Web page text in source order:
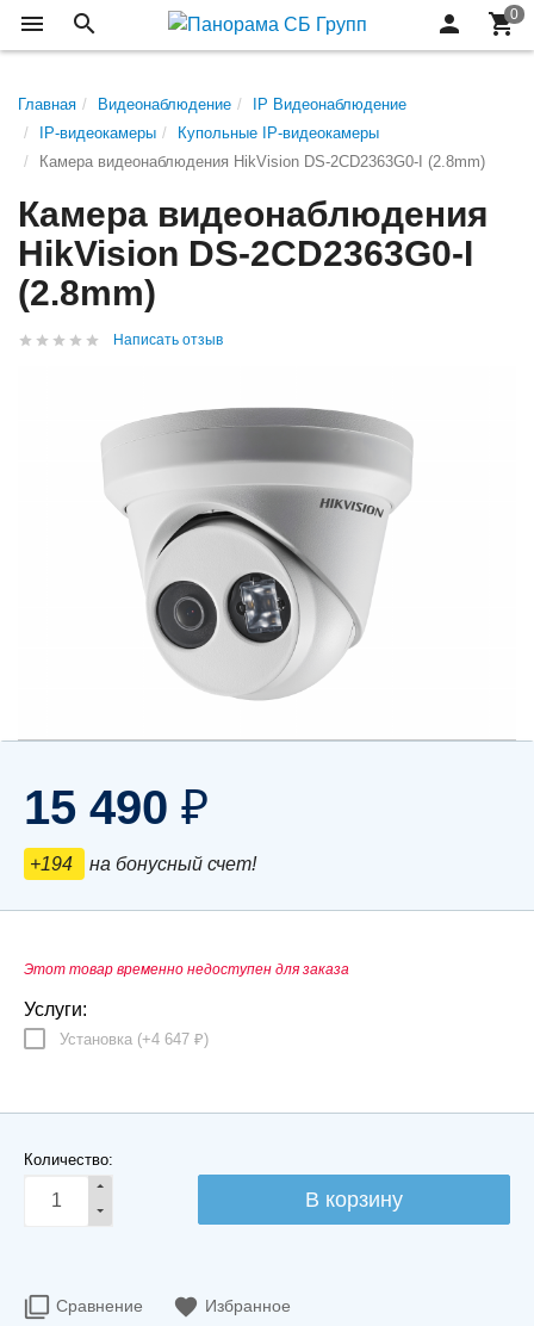
Главная Видеонаблюдение
IP Видеонаблюдение
IP-видеокамеры
Купольные IP-видеокамеры
Камера видеонаблюдения HikVision DS-2CD2363G0-I (2.8mm)
Камера видеонаблюдения
HikVision DS-2CD2363G0-I
(2.8mm)
Написать отзыв
15 490 ₽
+194 на бонусный счет!
Этот товар временно недоступен для заказа
Услуги:
Установка (+4 647 ₽)
Количество:
Сравнение Избранное